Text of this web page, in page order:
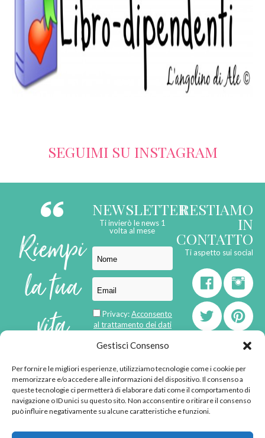
Gestisci Consenso
Per fornire le migliori esperienze, utilizziamo tecnologie come i cookie per
memorizzare e/o accedere alle informazioni del dispositivo. Il consenso a
queste tecnologie ci permetterà di elaborare dati come il comportamento di
navigazione o ID unici su questo sito. Non acconsentire o ritirare il consenso
può influire negativamente su alcune caratteristiche e funzioni.
SEGUIMI SU INSTAGRAM
Riempi
la tua
vita
di
emozioni
NEWSLETTER
Ti invierò le news 1
volta al mese
Privacy:Acconsento
al trattamento dei dati
RESTIAMO
IN
CONTATTO
Ti aspetto sui social
born inMaMaStudiOs